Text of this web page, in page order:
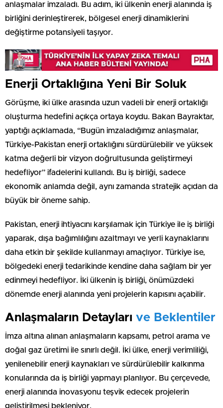
anlaşmalar imzaladı. Bu adım, iki ülkenin enerji alanında iş
birliğini derinleştirerek, bölgesel enerji dinamiklerini
değiştirme potansiyeli taşıyor.
Enerji Ortaklığına Yeni Bir Soluk
Görüşme, iki ülke arasında uzun vadeli bir enerji ortaklığı
oluşturma hedefini açıkça ortaya koydu. Bakan Bayraktar,
yaptığı açıklamada, “Bugün imzaladığımız anlaşmalar,
Türkiye-Pakistan enerji ortaklığını sürdürülebilir ve yüksek
katma değerli bir vizyon doğrultusunda geliştirmeyi
hedefliyor” ifadelerini kullandı. Bu iş birliği, sadece
ekonomik anlamda değil, aynı zamanda stratejik açıdan da
büyük bir öneme sahip.
Pakistan, enerji ihtiyacını karşılamak için Türkiye ile iş birliği
yaparak, dışa bağımlılığını azaltmayı ve yerli kaynaklarını
daha etkin bir şekilde kullanmayı amaçlıyor. Türkiye ise,
bölgedeki enerji tedarikinde kendine daha sağlam bir yer
edinmeyi hedefliyor. İki ülkenin iş birliği, önümüzdeki
dönemde enerji alanında yeni projelerin kapısını açabilir.
Anlaşmaların Detayları ve Beklentiler
İmza altına alınan anlaşmaların kapsamı, petrol arama ve
doğal gaz üretimi ile sınırlı değil. İki ülke, enerji verimliliği,
yenilenebilir enerji kaynakları ve sürdürülebilir kalkınma
konularında da iş birliği yapmayı planlıyor. Bu çerçevede,
enerji alanında inovasyonu teşvik edecek projelerin
geliştirilmesi bekleniyor.